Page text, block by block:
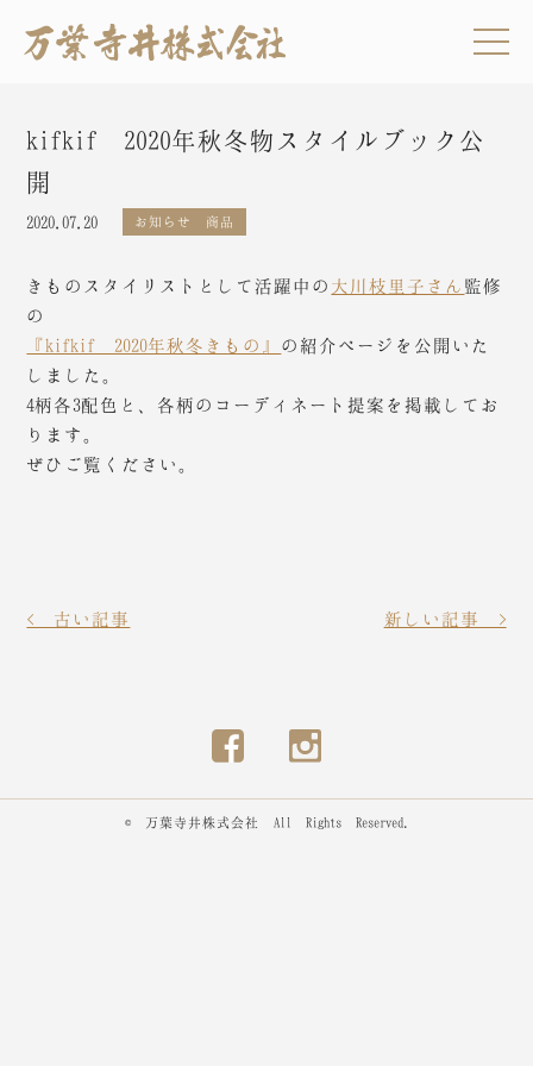
kifkif 2020年秋冬物スタイルブック公
開
2020.07.20 お知らせ 商品
きものスタイリストとして活躍中の 大川枝里子さん 監修
の
『kifkif 2020年秋冬きもの』 の紹介ページを公開いた
しました。
4柄各3配色と、各柄のコーディネート提案を掲載してお
ります。
ぜひご覧ください。
< 古い記事 新しい記事 >
© 万葉寺井株式会社 All Rights Reserved.